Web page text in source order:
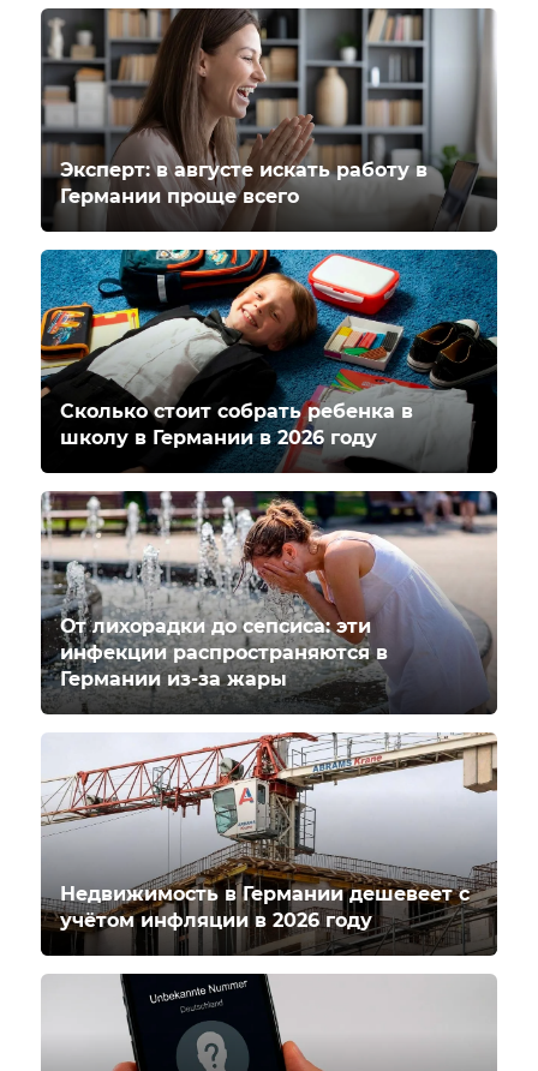
Эксперт: в августе искать работу в
Германии проще всего
Сколько стоит собрать ребенка в
школу в Германии в 2026 году
От лихорадки до сепсиса: эти
инфекции распространяются в
Германии из-за жары
Недвижимость в Германии дешевеет с
учётом инфляции в 2026 году